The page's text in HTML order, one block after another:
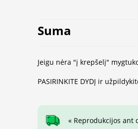
Suma
Jeigu nėra "į krepšelį"
PASIRINKITE DYDĮ ir
« Reprodukcijos ant